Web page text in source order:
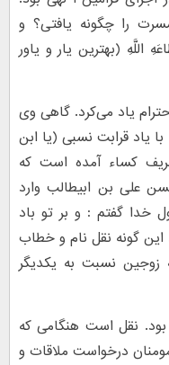
را چگونه یافتى؟ و
(بهترین یار و یاور
یاد می‌کرد. گاهی وی
یاد قرابت نسبی (یا ابن
کساء آمده است که
على بن ابیطالب وارد
خدا گفتم : و بر تو باد
این گونه نقل نام و خطاب
زوجین نسبت به یکدیگر
بود. نقل است هنگامی که
درخواست ملاقات و